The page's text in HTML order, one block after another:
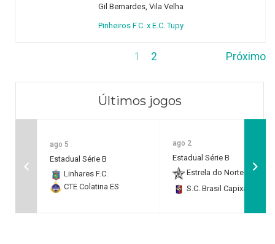
Gil Bernardes, Vila Velha
Pinheiros F.C. x E.C. Tupy
1 2 Próximo
Últimos jogos
ago 5
Estadual Série B
Linhares F.C.
CTE Colatina ES
ago 2
Estadual Série B
Estrela do Norte F.C.
S.C. Brasil Capixaba